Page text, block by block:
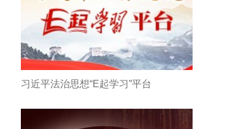
习近平法治思想“E起学习”平台